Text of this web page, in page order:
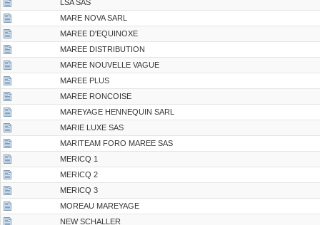
LSA SAS
MARE NOVA SARL
MAREE D'EQUINOXE
MAREE DISTRIBUTION
MAREE NOUVELLE VAGUE
MAREE PLUS
MAREE RONCOISE
MAREYAGE HENNEQUIN SARL
MARIE LUXE SAS
MARITEAM FORO MAREE SAS
MERICQ 1
MERICQ 2
MERICQ 3
MOREAU MAREYAGE
NEW SCHALLER